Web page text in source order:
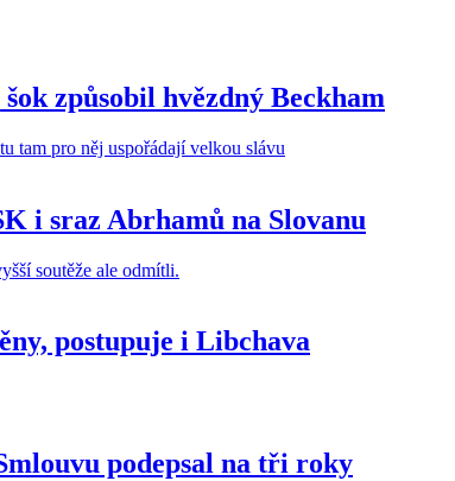
způsobil hvězdný Beckham
i sraz Abrhamů na Slovanu
postupuje i Libchava
podepsal na tři roky